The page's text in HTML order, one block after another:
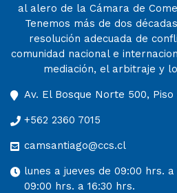
al alero de la Cámara de
Tenemos más de dos
resolución adecuada de
comunidad nacional e
mediación, el arbitraje y
Av. El Bosque Norte 500,
+562 2360 7015
camsantiago@ccs.cl
lunes a jueves de 09:00 hrs.
09:00 hrs. a 16:30 hrs.